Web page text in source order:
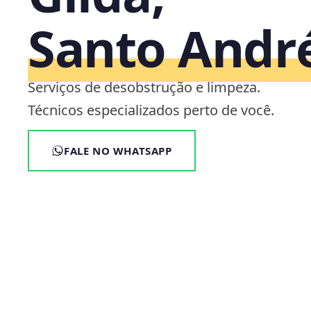
Santo
Serviços de desobstrução e limpeza.
Técnicos especializados perto de você.
FALE NO WHATSAPP